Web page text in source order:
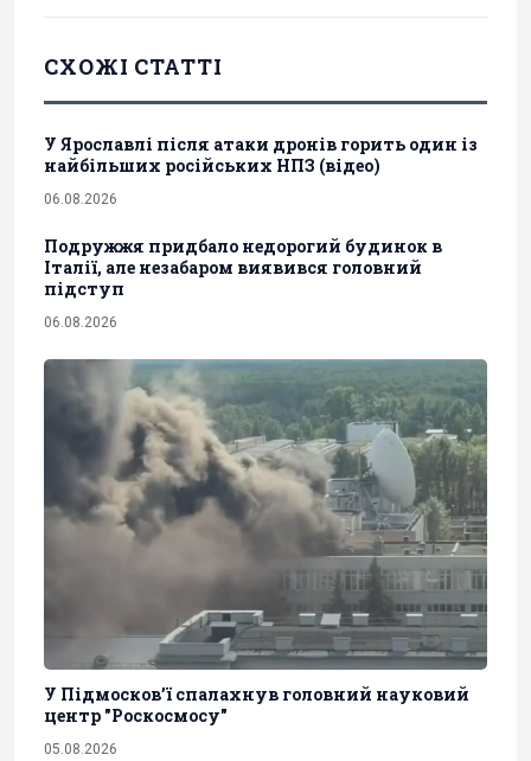
СХОЖІ СТАТТІ
У Ярославлі після атаки дронів горить один із
найбільших російських НПЗ (відео)
06.08.2026
Подружжя придбало недорогий будинок в
Італії, але незабаром виявився головний
підступ
06.08.2026
У Підмосков’ї спалахнув головний науковий
центр "Роскосмосу"
05.08.2026